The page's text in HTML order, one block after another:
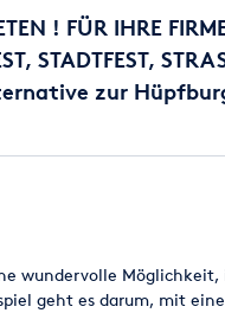
! FÜR IHRE
STADTFEST,
zur
wundervolle
geht es darum, mit